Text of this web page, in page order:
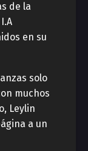
de la
en su
solo
muchos
Leylin
a un